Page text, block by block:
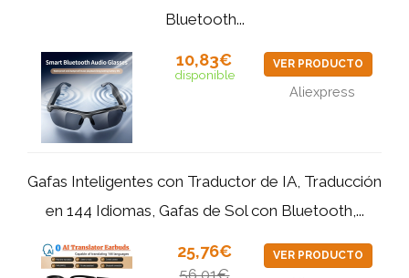
Bluetooth...
10,83€
disponible
VER PRODUCTO
Aliexpress
Gafas Inteligentes con Traductor de IA, Traducción
en 144 Idiomas, Gafas de Sol con Bluetooth,...
25,76€
56,01€
VER PRODUCTO